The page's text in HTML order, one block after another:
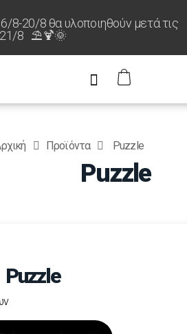
20/8 θα υλοποιηθούν μετά τις
21/8 ⛱️🍹🌞
Προϊόντα Puzzle
Puzzle
Puzzle